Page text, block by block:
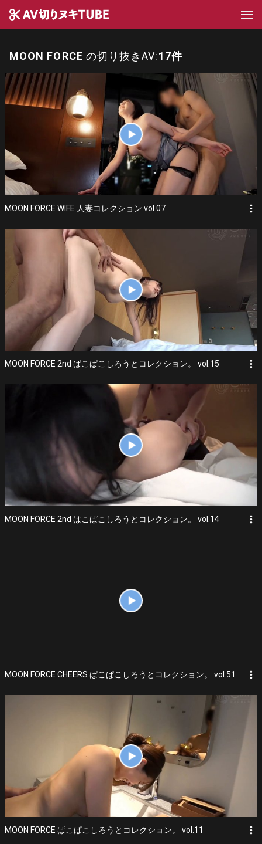
MOON FORCE の切り抜きAV:17件
MOON FORCE WIFE 人妻コレクション vol.07 more_vert
MOON FORCE 2nd ぱこぱこしろうとコレクション。 vol.15 more_vert
MOON FORCE 2nd ぱこぱこしろうとコレクション。 vol.14 more_vert
MOON FORCE CHEERS ぱこぱこしろうとコレクション。 vol.51 more_vert
MOON FORCE ぱこぱこしろうとコレクション。 vol.11 more_vert